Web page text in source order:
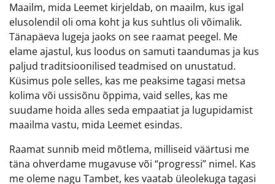
Maailm, mida Leemet kirjeldab, on maailm, kus igal
elusolendil oli oma koht ja kus suhtlus oli võimalik.
Tänapäeva lugeja jaoks on see raamat peegel. Me
elame ajastul, kus loodus on samuti taandumas ja kus
paljud traditsioonilised teadmised on unustatud.
Küsimus pole selles, kas me peaksime tagasi metsa
kolima või ussisõnu õppima, vaid selles, kas me
suudame hoida alles seda empaatiat ja lugupidamist
maailma vastu, mida Leemet esindas.
Raamat sunnib meid mõtlema, milliseid väärtusi me
täna ohverdame mugavuse või “progressi” nimel. Kas
me oleme nagu Tambet, kes vaatab üleolekuga tagasi